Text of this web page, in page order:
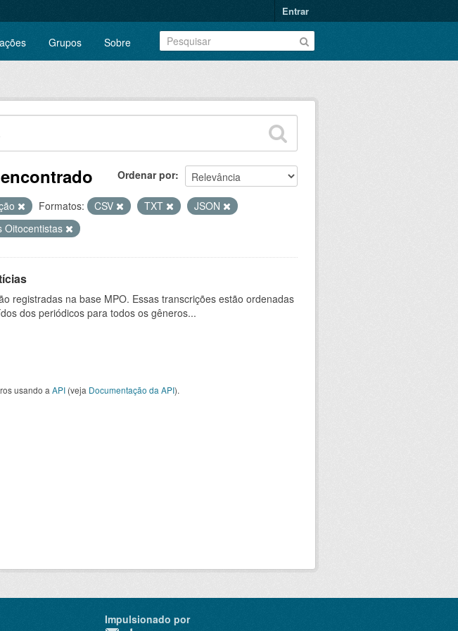
Entrar
Grupos Sobre
Ordenar por
Formatos: CSV TXT
JSON
Oitocentistas
registradas na base MPO. Essas transcrições estão ordenadas
dos periódicos para todos os gêneros...
usando a API (veja Documentação da API).
Impulsionado por